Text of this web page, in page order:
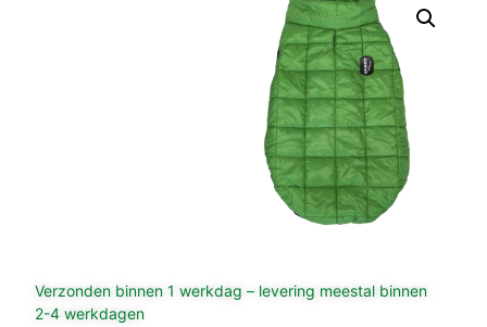
Verzonden binnen 1 werkdag – levering meestal binnen
2-4 werkdagen